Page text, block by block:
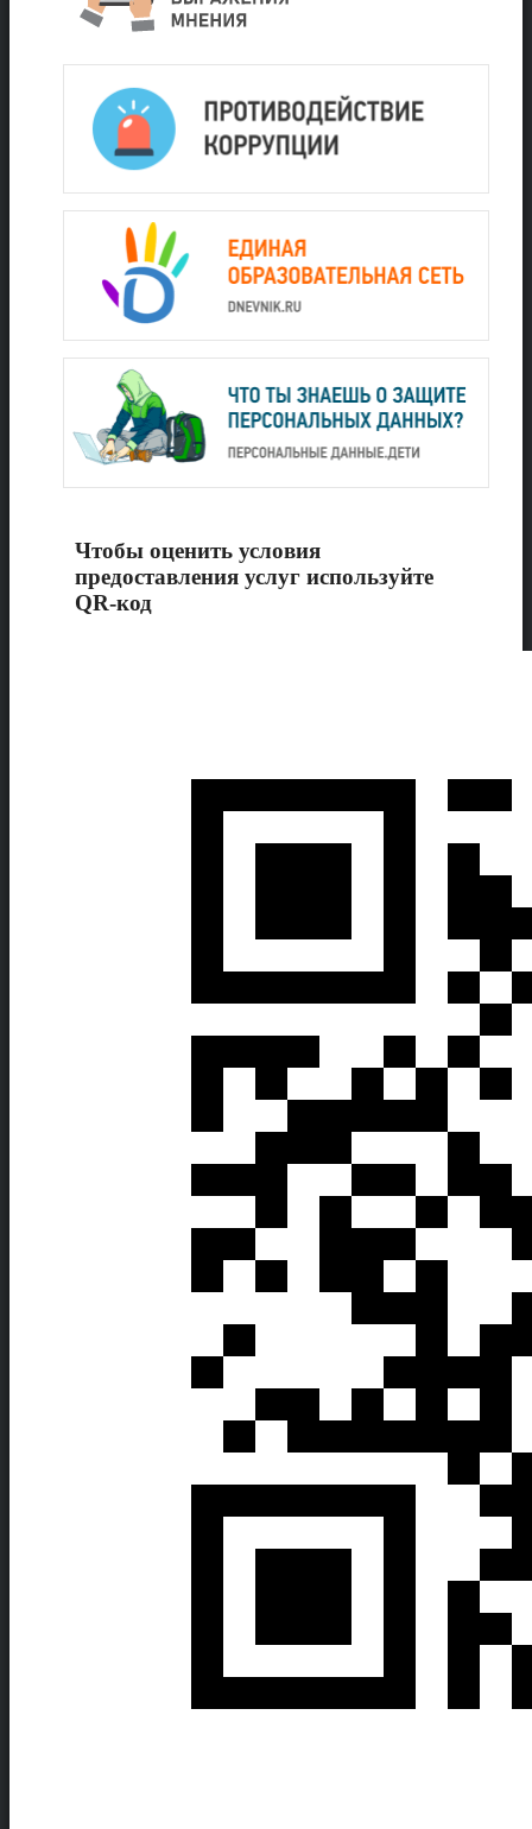
Чтобы оценить условия
предоставления услуг используйте
QR-код